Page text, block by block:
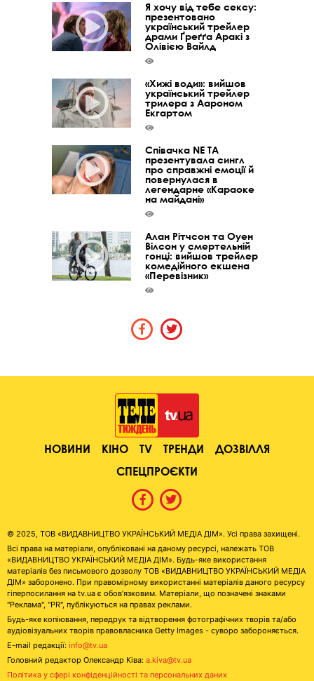
Я хочу від тебе сексу:
презентовано
український трейлер
драми Ґреґґа Аракі з
Олівією Вайлд
«Хижі води»: вийшов
український трейлер
трилера з Аароном
Екгартом
Співачка NE TA
презентувала сингл
про справжні емоції й
повернулася в
легендарне «Караоке
на майдані»
Алан Рітчсон та Оуен
Вілсон у смертельній
гонці: вийшов трейлер
комедійного екшена
«Перевізник»
НОВИНИ КІНО TV ТРЕНДИ
ДОЗВІЛЛЯ
СПЕЦПРОЄКТИ
© 2025, ТОВ «ВИДАВНИЦТВО УКРАЇНСЬКИЙ МЕДІА ДІМ». Усі права захищені.
Всі права на матеріали, опубліковані на даному ресурсі, належать ТОВ
«ВИДАВНИЦТВО УКРАЇНСЬКИЙ МЕДІА ДІМ». Будь-яке використання
матеріалів без письмового дозволу ТОВ «ВИДАВНИЦТВО УКРАЇНСЬКИЙ МЕДІА
ДІМ» заборонено. При правомірному використанні матеріалів даного ресурсу
гіперпосилання на tv.ua є обов'язковим. Матеріали, що позначені знаками
"Реклама", "PR", публікуються на правах реклами.
Будь-яке копіювання, передрук та відтворення фотографічних творів та/або
аудіовізуальних творів правовласника Getty Images - суворо забороняється.
E-mail редакції: info@tv.ua
Головний редактор Олександр Ківа: a.kiva@tv.ua
Політика у сфері конфіденційності та персональних даних